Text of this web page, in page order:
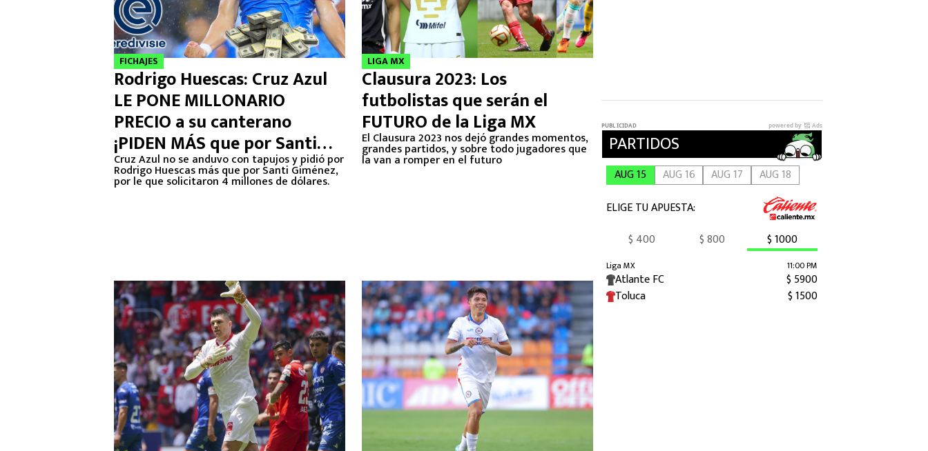
FICHAJES
Rodrigo Huescas: Cruz Azul
LE PONE MILLONARIO
PRECIO a su canterano
¡PIDEN MÁS que por Santi
Giménez!
Cruz Azul no se anduvo con tapujos y pidió por
Rodrigo Huescas más que por Santi Giménez,
por le que solicitaron 4 millones de dólares.
LIGA MX
Clausura 2023: Los
futbolistas que serán el
FUTURO de la Liga MX
El Clausura 2023 nos dejó grandes momentos,
grandes partidos, y sobre todo jugadores que
la van a romper en el futuro